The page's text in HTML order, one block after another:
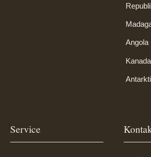
Angola
Kanada
Service